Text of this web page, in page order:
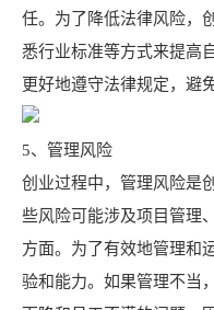
任。为了降低法律风险，
悉行业标准等方式来提高
更好地遵守法律规定，避
5、管理风险
创业过程中，管理风险是
些风险可能涉及项目管理
方面。为了有效地管理和
验和能力。如果管理不当